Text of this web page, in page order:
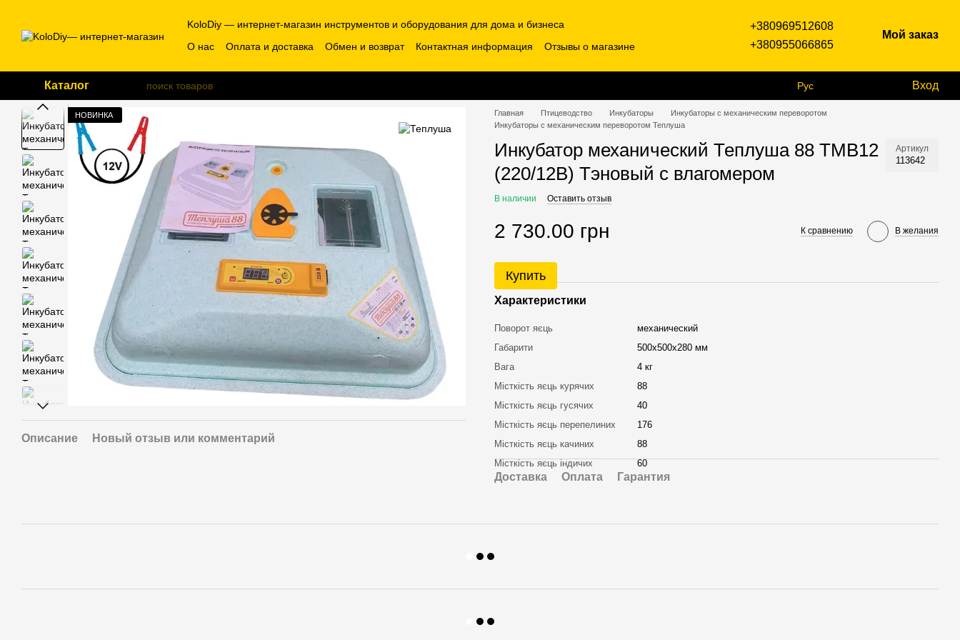
KoloDiy — интернет-магазин инструментов и оборудования для дома и бизнеса
О нас
Оплата и доставка Обмен и возврат Контактная информация Отзывы о магазине
+380969512608
+380955066865
Мой заказ
Каталог Рус Вход
НОВИНКА
Описание Новый отзыв или комментарий
Главная Птицеводство Инкубаторы
Инкубаторы с механическим переворотом
Инкубаторы с механическим переворотом Теплуша
Инкубатор механический Теплуша 88 ТМВ12
(220/12В) Тэновый с влагомером
Артикул
113642
В наличии Оставить отзыв
2 730.00 грн К сравнению В желания
Купить
Характеристики
Поворот яєць
механический
Габарити
500х500х280 мм
Вага
4 кг
Місткість яєць курячих
88
Місткість яєць гусячих
40
Місткість яєць перепелиних
176
Місткість яєць качиних
88
Місткість яєць індичих
60
Доставка Оплата Гарантия